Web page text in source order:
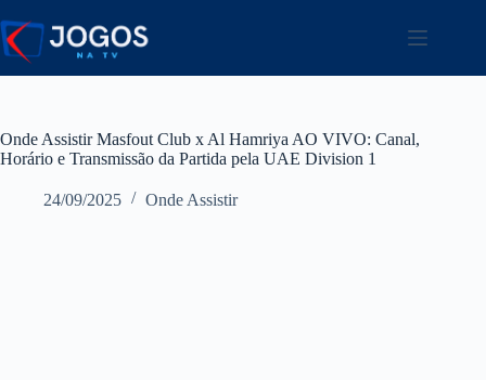
para
o
conteúdo
Onde Assistir Masfout Club x Al Hamriya AO VIVO: Canal,
Horário e Transmissão da Partida pela UAE Division 1
24/09/2025 Onde Assistir